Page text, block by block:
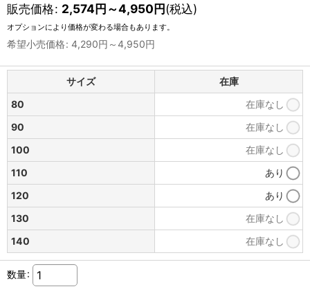
販売価格: 2,574円～4,950円(税込)
オプションにより価格が変わる場合もあります。
希望小売価格: 4,290円 ～4,950円
サイズ
在庫
80
在庫なし
90
在庫なし
100
在庫なし
110
あり
120
あり
130
在庫なし
140
在庫なし
数量: